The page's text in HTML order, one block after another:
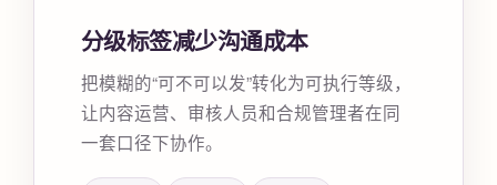
分级标签减少沟通成本
把模糊的“可不可以发”转化为可执行等级，
让内容运营、审核人员和合规管理者在同
一套口径下协作。